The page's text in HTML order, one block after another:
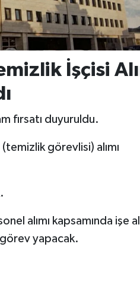
İşçisi
fırsatı duyuruldu.
görevlisi) alımı
alımı kapsamında işe
yapacak.